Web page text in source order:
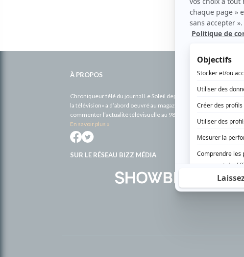
À PROPOS
Chroniqueur télé du journal Le Soleil depuis 2001, Richard
la télévision» a d’abord oeuvré au magazine TV Hebdo de 1996 à
commenter l’actualité télévisuelle au 98,5.
En savoir plus »
SUR LE RÉSEAU BIZZ MÉDIA